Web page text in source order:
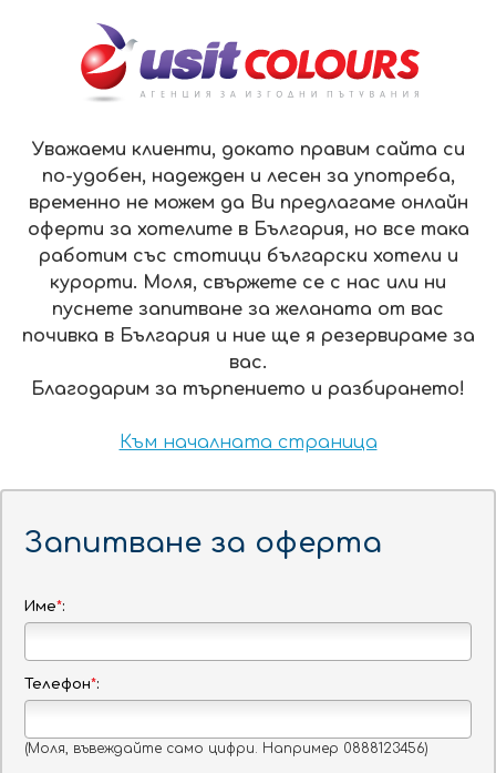
Уважаеми клиенти, докато правим сайта си
по-удобен, надежден и лесен за употреба,
временно не можем да Ви предлагаме онлайн
оферти за хотелите в България, но все така
работим със стотици български хотели и
курорти. Моля, свържете се с нас или ни
пуснете запитване за желаната от вас
почивка в България и ние ще я резервираме за
вас.
Благодарим за търпението и разбирането!
Към началната страница
Запитване за оферта
Име*:
Телефон*:
(Моля, въвеждайте само цифри. Например 0888123456)
ПЕРЛА ХОТЕЛИ - ХОТЕЛ БЕЗ ИМЕ ХОТЕЛ 4*,
ПРИМОРСКО
ПЕРЛА ХОТЕЛИ - ХОТЕЛ БЕЗ ИМЕ
ХОТЕЛ 4*, ПРИМОРСКО
НАМЕРЕТЕ ОФЕРТИ ЗА ХОТЕЛА ЗА
От:
До:
Стая 1 Възрастни Деца